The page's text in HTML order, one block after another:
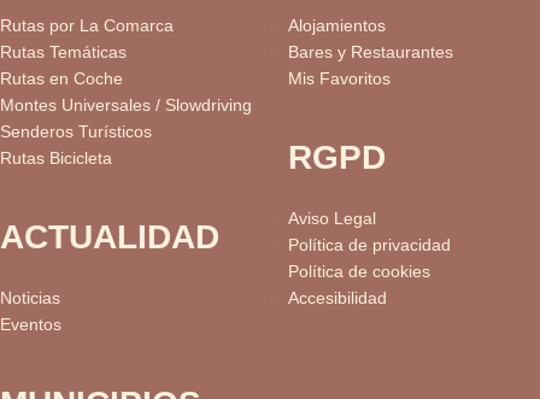
Rutas por La Comarca
Rutas Temáticas
Rutas en Coche
Montes Universales / Slowdriving
Senderos Turísticos
Rutas Bicicleta
ACTUALIDAD
Noticias
Eventos
Alojamientos
Bares y Restaurantes
Mis Favoritos
RGPD
Aviso Legal
Política de privacidad
Política de cookies
Accesibilidad